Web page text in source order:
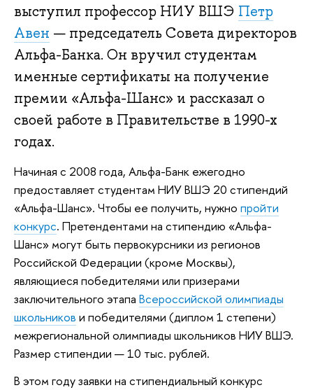
выступил профессор НИУ ВШЭ Петр
Авен — председатель Совета директоров
Альфа-Банка. Он вручил студентам
именные сертификаты на получение
премии «Альфа-Шанс» и рассказал о
своей работе в Правительстве в 1990-х
годах.
Начиная с 2008 года, Альфа-Банк ежегодно
предоставляет студентам НИУ ВШЭ 20 стипендий
«Альфа-Шанс». Чтобы ее получить, нужно пройти
конкурс. Претендентами на стипендию «Альфа-
Шанс» могут быть первокурсники из регионов
Российской Федерации (кроме Москвы),
являющиеся победителями или призерами
заключительного этапа Всероссийской олимпиады
школьников и победителями (диплом 1 степени)
межрегиональной олимпиады школьников НИУ ВШЭ.
Размер стипендии — 10 тыс. рублей.
В этом году заявки на стипендиальный конкурс